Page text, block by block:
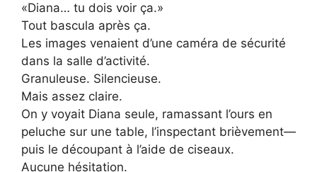
«Diana… tu dois voir ça.»
Tout bascula après ça.
Les images venaient d’une caméra de sécurité
dans la salle d’activité.
Granuleuse. Silencieuse.
Mais assez claire.
On y voyait Diana seule, ramassant l’ours en
peluche sur une table, l’inspectant brièvement—
puis le découpant à l’aide de ciseaux.
Aucune hésitation.